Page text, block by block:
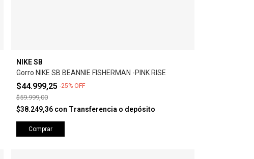
NIKE SB
Gorro NIKE SB BEANNIE FISHERMAN -PINK RISE
$44.999,25 -25% OFF
$59.999,00
$38.249,36 con Transferencia o depósito
Comprar